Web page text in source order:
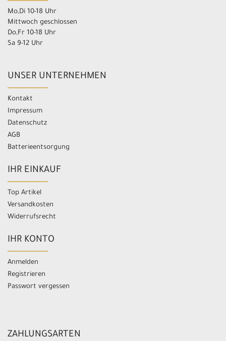
Mo,Di 10-18 Uhr
Mittwoch geschlossen
Do,Fr 10-18 Uhr
Sa 9-12 Uhr
UNSER UNTERNEHMEN
Kontakt
Impressum
Datenschutz
AGB
Batterieentsorgung
IHR EINKAUF
Top Artikel
Versandkosten
Widerrufsrecht
IHR KONTO
Anmelden
Registrieren
Passwort vergessen
ZAHLUNGSARTEN